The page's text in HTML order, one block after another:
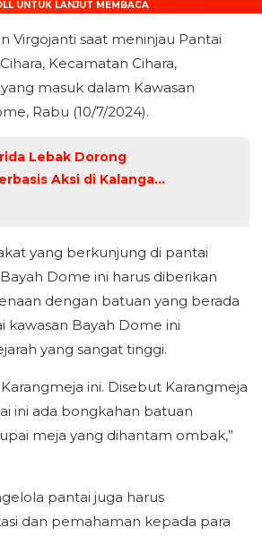
UNTUK LANJUT MEMBACA
Virgojanti saat meninjau Pantai
Kecamatan Cihara,
masuk dalam Kawasan
Rabu (10/7/2024).
Lebak Dorong
Aksi di Kalangan
yang berkunjung di pantai
Dome ini harus diberikan
dengan batuan yang berada
kawasan Bayah Dome ini
yang sangat tinggi.
ini. Disebut Karangmeja
ini ada bongkahan batuan
meja yang dihantam ombak,”
pantai juga harus
dan pemahaman kepada para